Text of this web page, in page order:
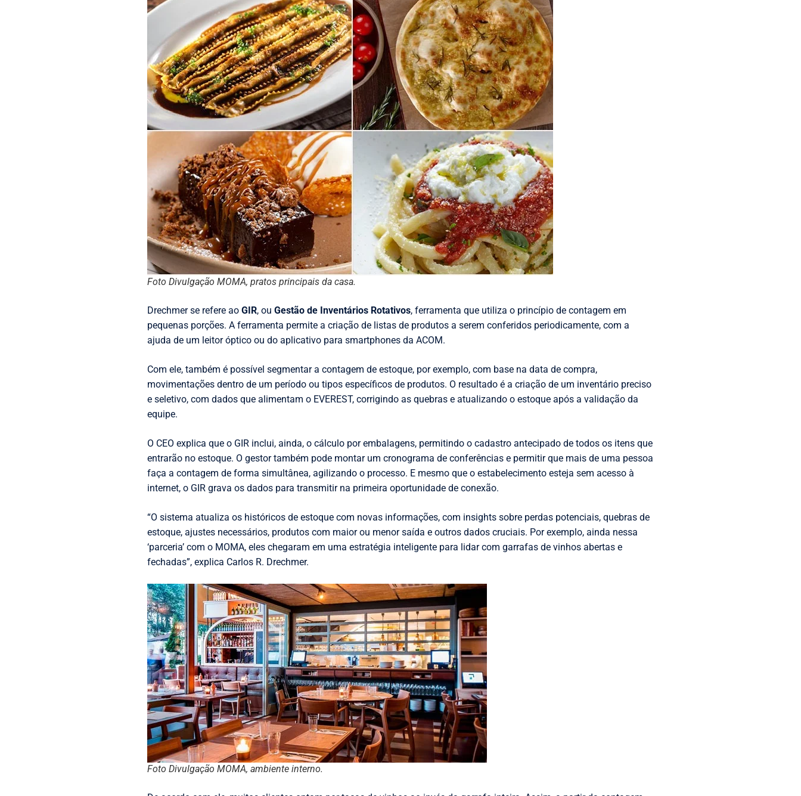
Foto Divulgação MOMA, pratos principais da casa.
Drechmer se refere ao GIR, ou Gestão de Inventários Rotativos, ferramenta que utiliza o princípio de contagem em
pequenas porções. A ferramenta permite a criação de listas de produtos a serem conferidos periodicamente, com a
ajuda de um leitor óptico ou do aplicativo para smartphones da ACOM.
Com ele, também é possível segmentar a contagem de estoque, por exemplo, com base na data de compra,
movimentações dentro de um período ou tipos específicos de produtos. O resultado é a criação de um inventário preciso
e seletivo, com dados que alimentam o EVEREST, corrigindo as quebras e atualizando o estoque após a validação da
equipe.
O CEO explica que o GIR inclui, ainda, o cálculo por embalagens, permitindo o cadastro antecipado de todos os itens que
entrarão no estoque. O gestor também pode montar um cronograma de conferências e permitir que mais de uma pessoa
faça a contagem de forma simultânea, agilizando o processo. E mesmo que o estabelecimento esteja sem acesso à
internet, o GIR grava os dados para transmitir na primeira oportunidade de conexão.
“O sistema atualiza os históricos de estoque com novas informações, com insights sobre perdas potenciais, quebras de
estoque, ajustes necessários, produtos com maior ou menor saída e outros dados cruciais. Por exemplo, ainda nessa
‘parceria’ com o MOMA, eles chegaram em uma estratégia inteligente para lidar com garrafas de vinhos abertas e
fechadas”, explica Carlos R. Drechmer.
Foto Divulgação MOMA, ambiente interno.